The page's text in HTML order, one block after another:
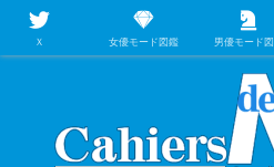
【映画/音楽の中のファッション＆香水】
パレル業界人のため
Ｘ 女優モード図鑑 男優モード